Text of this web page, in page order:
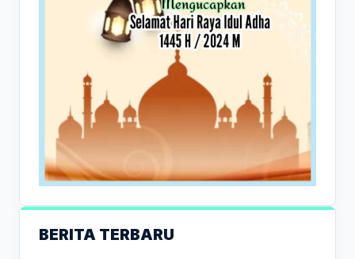
BERITA TERBARU